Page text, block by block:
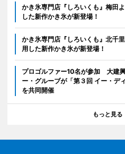
かき氷専門店『しろいくも』梅田
した新作かき氷が新登場！
かき氷専門店『しろいくも』北千
用した新作かき氷が新登場！
プロゴルファー10名が参加 大建
ー・グルーブが「第３回 イー・デ
を共同開催
もっと見る